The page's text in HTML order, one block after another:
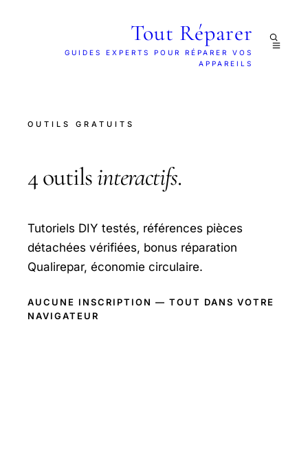
Tout Réparer
GUIDES EXPERTS POUR RÉPARER VOS
APPAREILS
OUTILS GRATUITS
4 outilsinteractifs.
Tutoriels DIY testés, références pièces
détachées vérifiées, bonus réparation
Qualirepar, économie circulaire.
AUCUNE INSCRIPTION — TOUT DANS VOTRE
NAVIGATEUR